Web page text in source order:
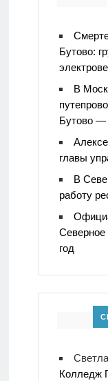
Бутово:
В
Бутово —
главы
В
работу
Северное
год
Колледж